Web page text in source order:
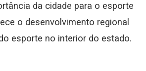
da cidade para o esporte
o desenvolvimento regional
esporte no interior do estado.